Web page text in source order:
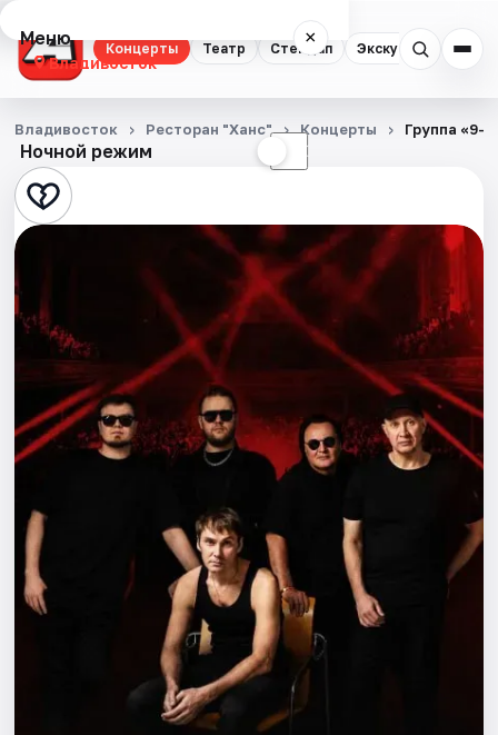
Концерты Театр Стендап Экскурсии
Меню ×
Владивосток
Концерты
Театр
Стендап
Спорт
События
Города
Площадки
Артисты
Рейтинги
Ночной режим ☾
Владивосток Ресторан "Ханс" Концерты Группа «9-